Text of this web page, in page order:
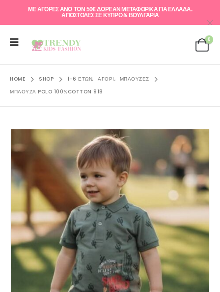
ΜΕ ΑΓΟΡΕΣ ΑΝΩ ΤΩΝ 50€ ΔΩΡΕΑΝ ΜΕΤΑΦΟΡΙΚΑ ΓΙΑ ΕΛΛAΔΑ.
ΑΠΟΣΤΟΛΕΣ ΣΕ ΚΥΠΡΟ & ΒΟΥΛΓΑΡΙΑ
0
HOME SHOP 1-6 ΕΤΏΝ, ΑΓΌΡΙ, ΜΠΛΟΎΖΕΣ
ΜΠΛΟΎΖΑ POLO 100%COTTON 918